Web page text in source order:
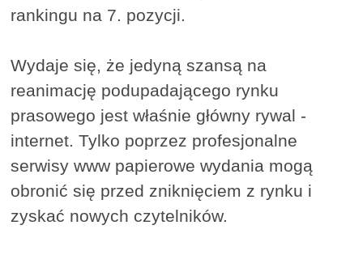
rankingu na 7. pozycji.
Wydaje się, że jedyną szansą na
reanimację podupadającego rynku
prasowego jest właśnie główny rywal -
internet. Tylko poprzez profesjonalne
serwisy www papierowe wydania mogą
obronić się przed zniknięciem z rynku i
zyskać nowych czytelników.